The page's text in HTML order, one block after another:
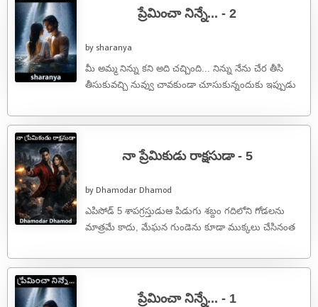
ప్రేమించా నిన్నే... - 2
by sharanya
మీ అమ్మ నిన్ను కని అది చచ్చింది... నిన్ను నేను చేర తీసి
తీసుకువచ్చి నువ్వు చావకుండా చూసుకున్నందుకు ఇప్పుడు
నా ప్రేమికుడు రాక్షసుడా - 5
by Dhamodar Dhamod
ఎపిసోడ్ 5 శాపగ్రస్తుడుఆ పిడుగు శబ్దం గదిలోని గోడలను
మాత్రమే కాదు, మేఘన గుండెను కూడా ముక్కలు చేసినంత
ప్రేమించా నిన్నే... - 1